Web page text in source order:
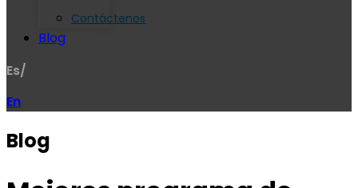
Contáctenos
Blog
Es/
En
Blog